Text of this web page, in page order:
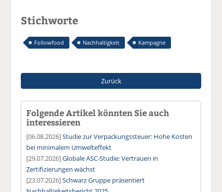
Stichworte
Followfood Nachhaltigkeit Kampagne
Zurück
Folgende Artikel könnten Sie auch
interessieren
[06.08.2026]Studie zur Verpackungssteuer: Hohe Kosten
bei minimalem Umwelteffekt
[29.07.2026]Globale ASC-Studie: Vertrauen in
Zertifizierungen wächst
[23.07.2026]Schwarz Gruppe präsentiert